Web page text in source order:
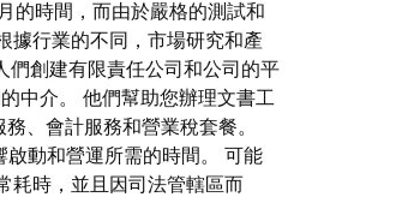
的時間，而由於嚴格的測試和
據行業的不同，市場研究和產
們創建有限責任公司和公司的平
中介。 他們幫助您辦理文書工
、會計服務和營業稅套餐。
動和營運所需的時間。 可能
耗時，並且因司法管轄區而